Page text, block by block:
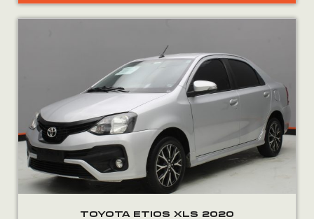
Encontranos en
TOYOTA ETIOS XLS 2020